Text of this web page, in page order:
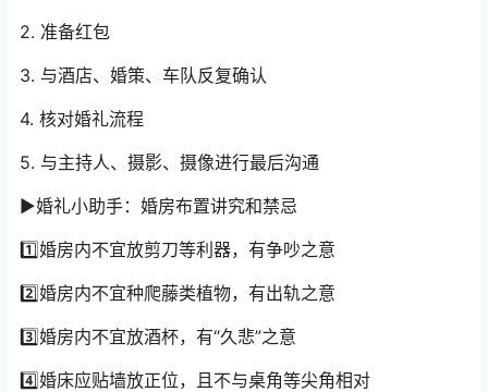
2. 准备红包
3. 与酒店、婚策、车队反复确认
4. 核对婚礼流程
5. 与主持人、摄影、摄像进行最后沟通
▶婚礼小助手：婚房布置讲究和禁忌
1️⃣婚房内不宜放剪刀等利器，有争吵之意
2️⃣婚房内不宜种爬藤类植物，有出轨之意
3️⃣婚房内不宜放酒杯，有“久悲”之意
4️⃣婚床应贴墙放正位，且不与桌角等尖角相对